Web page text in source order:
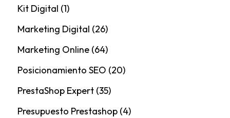
Kit Digital (1)
Marketing Digital (26)
Marketing Online(64)
Posicionamiento SEO (20)
PrestaShop Expert(35)
Presupuesto Prestashop(4)